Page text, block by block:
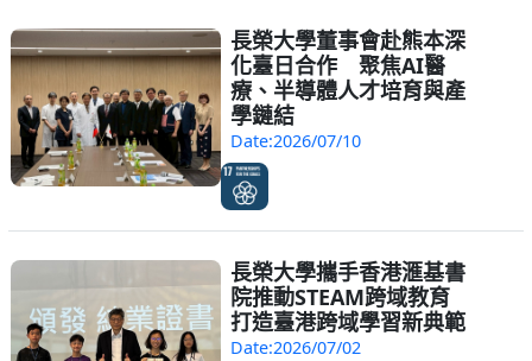
長榮大學董事會赴熊本深
化臺日合作 聚焦AI醫
療、半導體人才培育與產
學鏈結
Date:2026/07/10
長榮大學攜手香港滙基書
院推動STEAM跨域教育
打造臺港跨域學習新典範
Date:2026/07/02